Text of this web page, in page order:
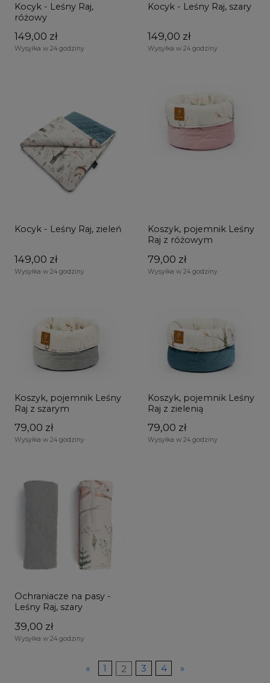
Kocyk - Leśny Raj,
różowy
149,00 zł
Wysyłka w 24 godziny
Kocyk - Leśny Raj, szary
149,00 zł
Wysyłka w 24 godziny
Kocyk - Leśny Raj, zieleń
149,00 zł
Wysyłka w 24 godziny
Koszyk, pojemnik Leśny
Raj z różowym
79,00 zł
Wysyłka w 24 godziny
Koszyk, pojemnik Leśny
Raj z szarym
79,00 zł
Wysyłka w 24 godziny
Koszyk, pojemnik Leśny
Raj z zielenią
79,00 zł
Wysyłka w 24 godziny
Ochraniacze na pasy -
Leśny Raj, szary
39,00 zł
Wysyłka w 24 godziny
« 1 2 3 4 »